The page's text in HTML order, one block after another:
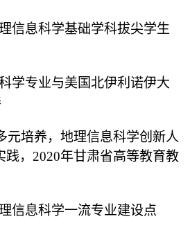
信息科学基础学科拔尖学生
学专业与美国北伊利诺伊大
元培养，地理信息科学创新人
践，2020年甘肃省高等教育教
信息科学一流专业建设点